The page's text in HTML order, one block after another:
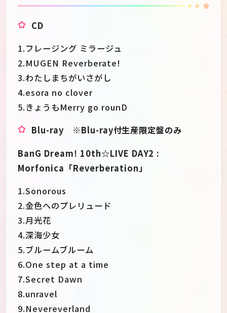
CD
1.フレージング ミラージュ
2.MUGEN Reverberate!
3.わたしまちがいさがし
4.esora no clover
5.きょうもMerry go rounD
Blu-ray ※Blu-ray付生産限定盤のみ
BanG Dream! 10th☆LIVE DAY2 :
Morfonica「Reverberation」
1.Sonorous
2.金色へのプレリュード
3.月光花
4.深海少女
5.ブルームブルーム
6.One step at a time
7.Secret Dawn
8.unravel
9.Nevereverland